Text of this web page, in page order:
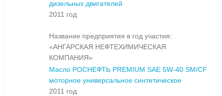
дизельных двигателей
2011 год
Название предприятия в год участия:
«АНГАРСКАЯ НЕФТЕХИМИЧЕСКАЯ
КОМПАНИЯ»
Масло РОСНЕФТЬ PREMIUM SAE 5W-40 SM/CF
моторное универсальное синтетическое
2011 год